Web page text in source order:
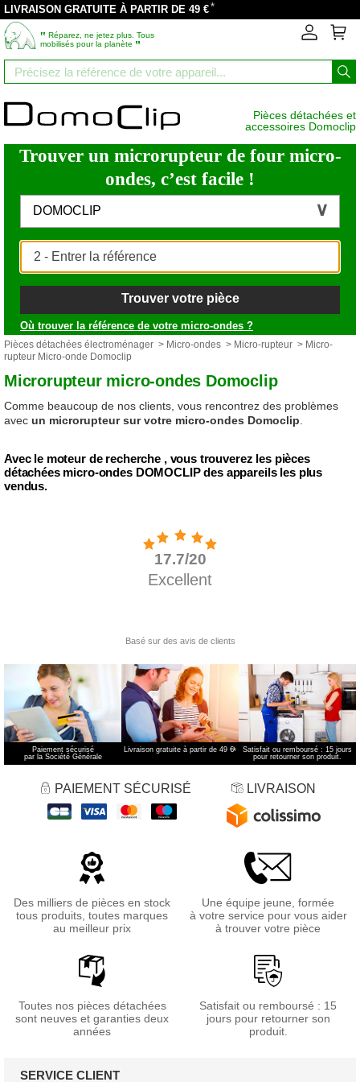
LIVRAISON GRATUITE À PARTIR DE 49 €*
‟ Réparez, ne jetez plus. Tous
mobilisés pour la planète ”
Pièces détachées et
accessoires Domoclip
Trouver un microrupteur de four micro-
ondes, c’est facile !
DOMOCLIP
Trouver votre pièce
Où trouver la référence de votre micro-ondes ?
Pièces détachées électroménager > Micro-ondes > Micro-rupteur > Micro-
rupteur Micro-onde Domoclip
Microrupteur micro-ondes Domoclip
Comme beaucoup de nos clients, vous rencontrez des problèmes
avec un microrupteur sur votre micro-ondes Domoclip
Avec le moteur de recherche , vous trouverez les pièces
détachées micro-ondes DOMOCLIP des appareils les plus
vendus.
Paiement sécurisé
par la Société Générale
Livraison gratuite à partir de 49 €*
Satisfait ou remboursé : 15 jours
pour retourner son produit.
PAIEMENT SÉCURISÉ LIVRAISON
Des milliers de pièces en stock
tous produits, toutes marques
au meilleur prix
Une équipe jeune, formée
à votre service pour vous aider
à trouver votre pièce
Toutes nos pièces détachées
sont neuves et garanties deux
années
Satisfait ou remboursé : 15
jours pour retourner son
produit.
SERVICE CLIENT